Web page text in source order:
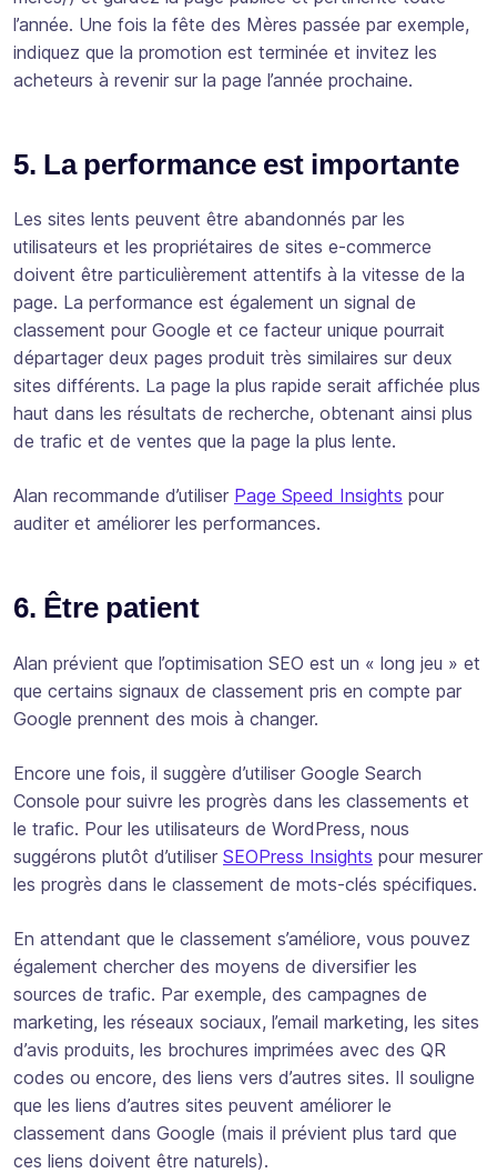
l’année. Une fois la fête des Mères passée par exemple,
indiquez que la promotion est terminée et invitez les
acheteurs à revenir sur la page l’année prochaine.
5. La performance est importante
Les sites lents peuvent être abandonnés par les
utilisateurs et les propriétaires de sites e-commerce
doivent être particulièrement attentifs à la vitesse de la
page. La performance est également un signal de
classement pour Google et ce facteur unique pourrait
départager deux pages produit très similaires sur deux
sites différents. La page la plus rapide serait affichée plus
haut dans les résultats de recherche, obtenant ainsi plus
de trafic et de ventes que la page la plus lente.
Alan recommande d’utiliser Page Speed Insights pour
auditer et améliorer les performances.
6. Être patient
Alan prévient que l’optimisation SEO est un « long jeu » et
que certains signaux de classement pris en compte par
Google prennent des mois à changer.
Encore une fois, il suggère d’utiliser Google Search
Console pour suivre les progrès dans les classements et
le trafic. Pour les utilisateurs de WordPress, nous
suggérons plutôt d’utiliser SEOPress Insights pour mesurer
les progrès dans le classement de mots-clés spécifiques.
En attendant que le classement s’améliore, vous pouvez
également chercher des moyens de diversifier les
sources de trafic. Par exemple, des campagnes de
marketing, les réseaux sociaux, l’email marketing, les sites
d’avis produits, les brochures imprimées avec des QR
codes ou encore, des liens vers d’autres sites. Il souligne
que les liens d’autres sites peuvent améliorer le
classement dans Google (mais il prévient plus tard que
ces liens doivent être naturels).